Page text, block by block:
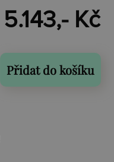
5.143,- Kč
Přidat do košíku